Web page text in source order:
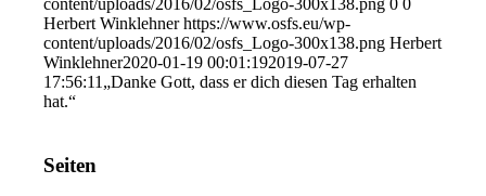
content/uploads/2016/02/osfs_Logo-300x138.png 0 0
Herbert Winklehner https://www.osfs.eu/wp-
content/uploads/2016/02/osfs_Logo-300x138.png Herbert
Winklehner2020-01-19 00:01:192019-07-27
17:56:11 „Danke Gott, dass er dich diesen Tag erhalten
hat.“
Seiten